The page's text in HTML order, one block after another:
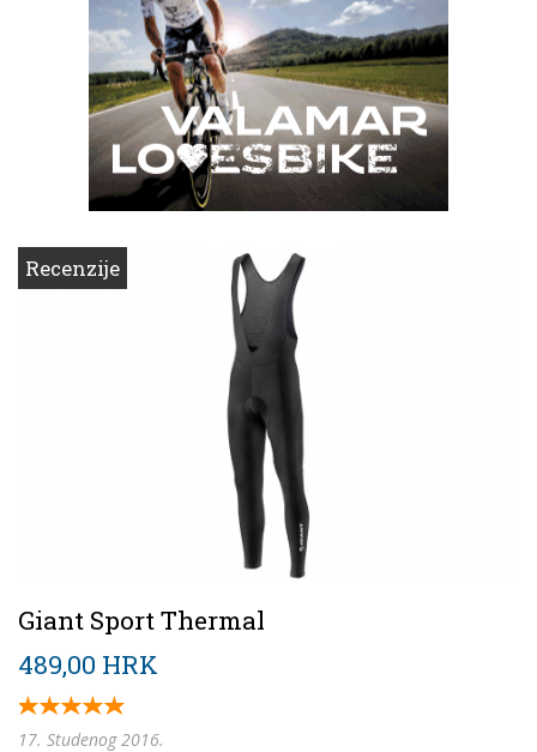
Recenzije
Giant Sport Thermal
489,00 HRK
17. Studenog 2016.